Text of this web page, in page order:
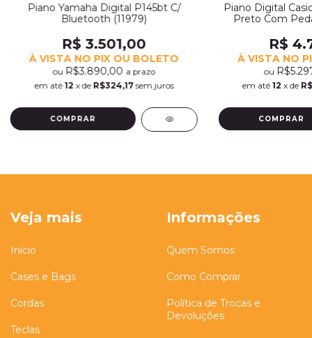
Piano Yamaha Digital P145bt C/
Bluetooth (11979)
R$ 3.501,00
À VISTA NO PIX OU BOLETO
ou R$3.890,00 a prazo
em até12 x de R$324,17 sem juros
Piano Digital
Preto Com
R$
À VISTA NO
ou
em até 12 x de
Veja mais
Início
Cases e Bags
Cordas
Teclas
Informações
Quem Somos
Como Comprar
Política de Trocas e
Devoluções